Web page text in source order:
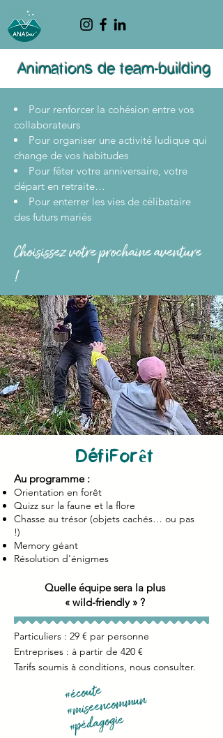
Animations de team-building
Pour renforcer la cohésion entre vos
collaborateurs
Pour organiser une activité ludique qui
change de vos habitudes
Pour fêter votre anniversaire, votre
départ en retraite…
Pour enterrer les vies de célibataire
des futurs mariés
Choisissez votre prochaine aventure
!
DéfiForêt
Au programme :
Orientation en forêt
Quizz sur la faune et la flore
Chasse au trésor (objets cachés… ou pas
!)
Memory géant
Résolution d'énigmes
Quelle équipe sera la plus
« wild-friendly » ?
Particuliers : 29 € par personne
Entreprises : à partir de 420 €
Tarifs soumis à conditions, nous consulter.
#écoute
#miseencommun
#pédagogie